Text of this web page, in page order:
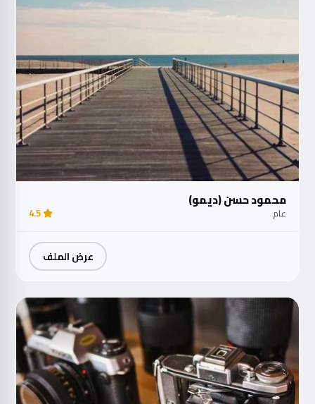
محمود حسن (ديمو)
عام 4.5
عرض الملف